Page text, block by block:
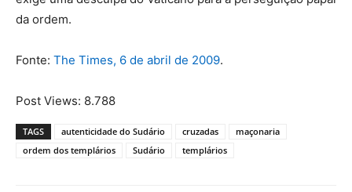
da ordem.
Fonte: The Times, 6 de abril de 2009.
Post Views: 8.788
TAGS autenticidade do Sudário cruzadas
maçonaria
ordem dos templários
Sudário templários